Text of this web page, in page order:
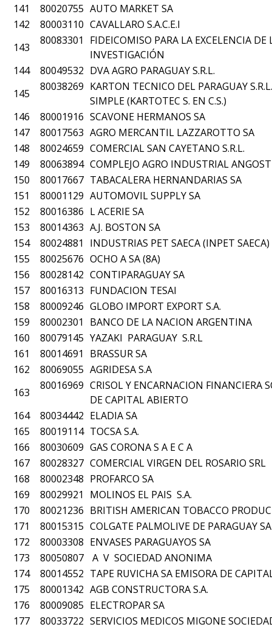
141
80020755 AUTO MARKET SA
142
80003110 CAVALLARO S.A.C.E.I
143
80083301
FIDEICOMISO PARA LA EXCELENCIA
INVESTIGACIÓN
144
80049532 DVA AGRO PARAGUAY S.R.L.
145
80038269 KARTON TECNICO DEL PARAGUAY
SIMPLE (KARTOTEC S. EN C.S.)
146
80001916 SCAVONE HERMANOS SA
147
80017563 AGRO MERCANTIL LAZZAROTTO SA
148
80024659 COMERCIAL SAN CAYETANO S.R.L.
149
80063894 COMPLEJO AGRO INDUSTRIAL
150
80017667 TABACALERA HERNANDARIAS SA
151
80001129 AUTOMOVIL SUPPLY SA
152
80016386 L ACERIE SA
153
80014363 A.J. BOSTON SA
154
80024881
INDUSTRIAS PET SAECA (INPET SAECA)
155
80025676 OCHO A SA (8A)
156
80028142 CONTIPARAGUAY SA
157
80016313 FUNDACION TESAI
158
80009246 GLOBO IMPORT EXPORT S.A.
159
80002301
BANCO DE LA NACION ARGENTINA
160
80079145 YAZAKI PARAGUAY S.R.L
161
80014691
BRASSUR SA
162
80069055 AGRIDESA S.A
163
80016969 CRISOL Y ENCARNACION FINANCIERA
DE CAPITAL ABIERTO
164
80034442 ELADIA SA
165
80019114 TOCSA S.A.
166
80030609 GAS CORONA S A E C A
167
80028327 COMERCIAL VIRGEN DEL ROSARIO SRL
168
80002348 PROFARCO SA
169
80029921
MOLINOS EL PAIS S.A.
170
80021236 BRITISH AMERICAN TOBACCO
171
80015315 COLGATE PALMOLIVE DE PARAGUAY SA
172
80003308 ENVASES PARAGUAYOS SA
173
80050807
A V SOCIEDAD ANONIMA
174
80014552 TAPE RUVICHA SA EMISORA DE
175
80001342 AGB CONSTRUCTORA S.A.
176
80009085 ELECTROPAR SA
177
80033722 SERVICIOS MEDICOS MIGONE